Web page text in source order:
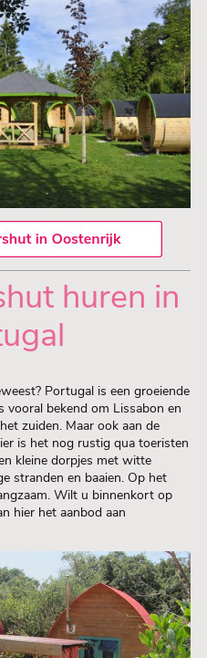
huren in
Portugal is een groeiende
vooral bekend om Lissabon en
zuiden. Maar ook aan de
is het nog rustig qua toeristen
kleine dorpjes met witte
stranden en baaien. Op het
Wilt u binnenkort op
hier het aanbod aan